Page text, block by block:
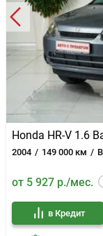
Honda HR-V 1.6
2004 149 000 км
от 5 927 р./мес.
в Кредит